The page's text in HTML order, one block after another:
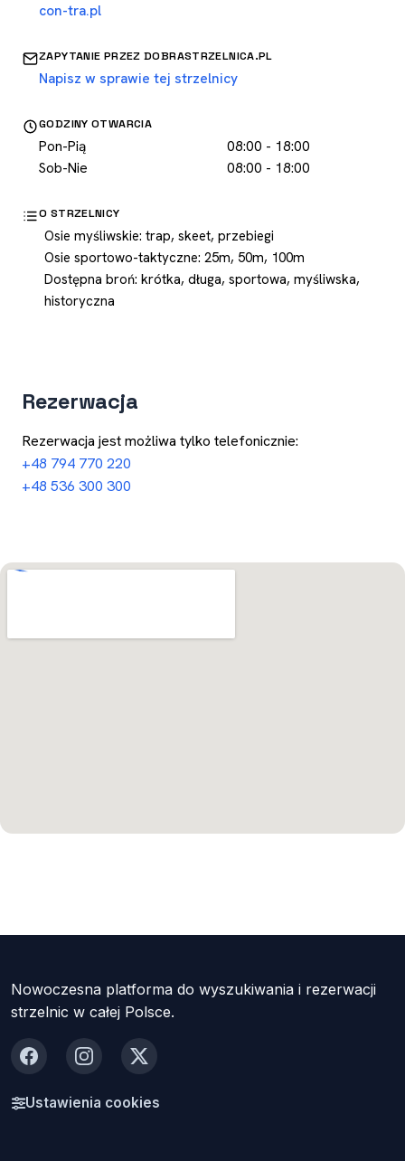
con-tra.pl
ZAPYTANIE PRZEZ DOBRASTRZELNICA.PL
Napisz w sprawie tej strzelnicy
GODZINY OTWARCIA
Pon-Pią
08:00 - 18:00
Sob-Nie
08:00 - 18:00
O STRZELNICY
Osie myśliwskie: trap, skeet, przebiegi
Osie sportowo-taktyczne: 25m, 50m, 100m
Dostępna broń: krótka, długa, sportowa, myśliwska,
historyczna
Rezerwacja
Rezerwacja jest możliwa tylko telefonicznie:
+48 794 770 220
+48 536 300 300
Nowoczesna platforma do wyszukiwania i rezerwacji
strzelnic w całej Polsce.
FacebookInstagram
X
Ustawienia cookies